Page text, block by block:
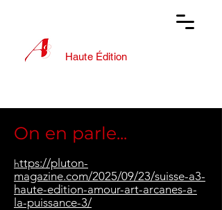
Haute Édition
On en parle...
https://pluton-
magazine.com/2025/09/23/suisse-a3-
haute-edition-amour-art-arcanes-a-
la-puissance-3/